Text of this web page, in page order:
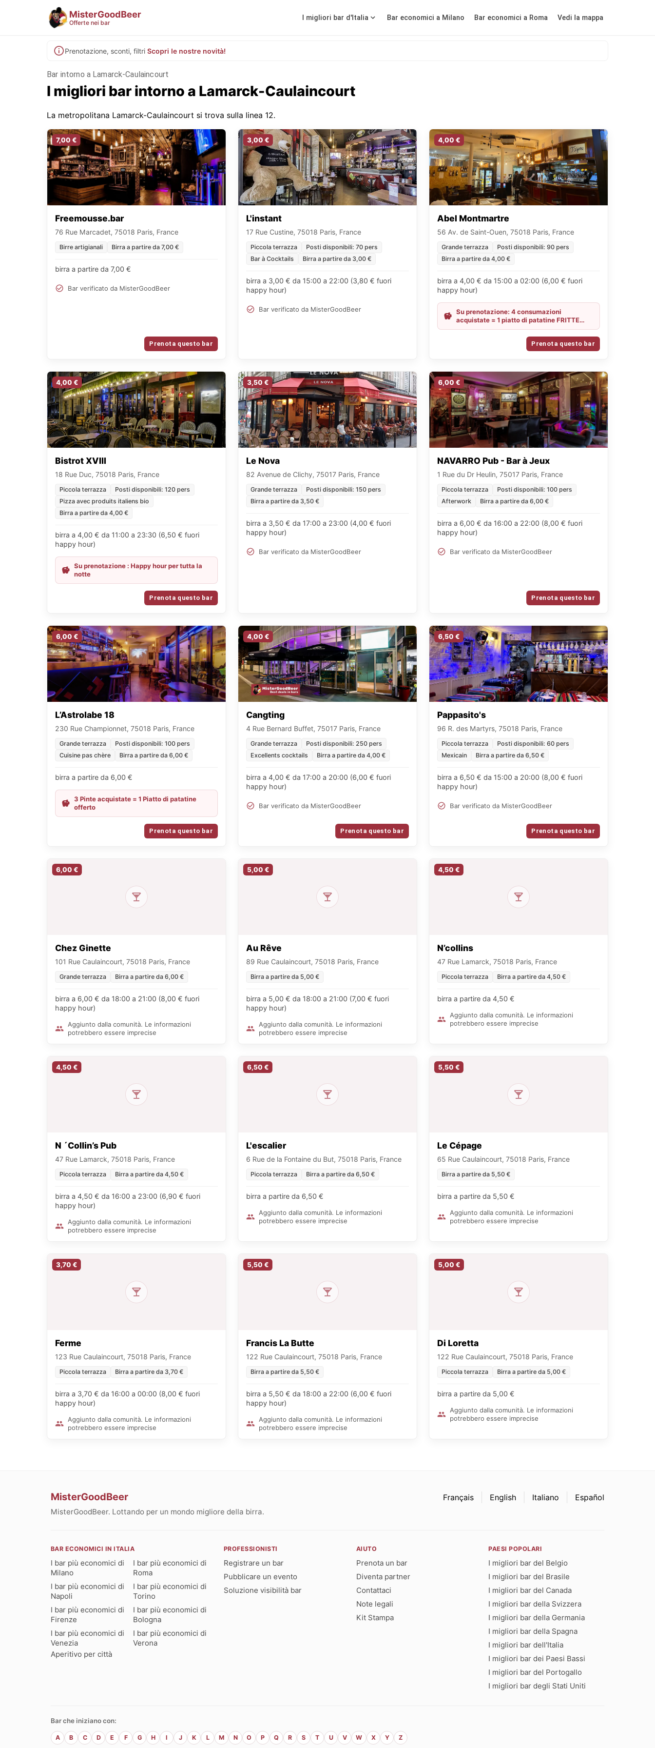
MisterGoodBeer
Offerte nei bar
I migliori bar d'Italia Bar economici a Milano Bar economici a Roma Vedi la mappa
Prenotazione, sconti, filtri Scopri le nostre novità!
Bar intorno a Lamarck-Caulaincourt
I migliori bar intorno a Lamarck-Caulaincourt
La metropolitana Lamarck-Caulaincourt si trova sulla linea 12.
7,00 €
Freemousse.bar
76 Rue Marcadet, 75018 Paris, France
Birre artigianali Birra a partire da 7,00 €
birra a partire da 7,00 €
Bar verificato da MisterGoodBeer
Prenota questo bar
3,00 €
L'instant
17 Rue Custine, 75018 Paris, France
Piccola terrazza
Posti disponibili: 70 pers
Bar à Cocktails
Birra a partire da 3,00 €
birra a 3,00 € da 15:00 a 22:00 (3,80 € fuori
happy hour)
Bar verificato da MisterGoodBeer
4,00 €
Abel Montmartre
56 Av. de Saint-Ouen, 75018 Paris, France
Grande terrazza
Posti disponibili: 90 pers
Birra a partire da 4,00 €
birra a 4,00 € da 15:00 a 02:00 (6,00 € fuori
happy hour)
Su prenotazione: 4 consumazioni
acquistate = 1 piatto di patatine FRITTE
GRATIS
Prenota questo bar
4,00 €
Bistrot XVIII
18 Rue Duc, 75018 Paris, France
Piccola terrazza
Posti disponibili: 120 pers
Pizza avec produits italiens bio
Birra a partire da 4,00 €
birra a 4,00 € da 11:00 a 23:30 (6,50 € fuori
happy hour)
Su prenotazione : Happy hour per tutta la
notte
Prenota questo bar
3,50 €
Le Nova
82 Avenue de Clichy, 75017 Paris, France
Grande terrazza
Posti disponibili: 150 pers
Birra a partire da 3,50 €
birra a 3,50 € da 17:00 a 23:00 (4,00 € fuori
happy hour)
Bar verificato da MisterGoodBeer
6,00 €
NAVARRO Pub - Bar à Jeux
1 Rue du Dr Heulin, 75017 Paris, France
Piccola terrazza
Posti disponibili: 100 pers
Afterwork
Birra a partire da 6,00 €
birra a 6,00 € da 16:00 a 22:00 (8,00 € fuori
happy hour)
Bar verificato da MisterGoodBeer
Prenota questo bar
6,00 €
L’Astrolabe 18
230 Rue Championnet, 75018 Paris, France
Grande terrazza
Posti disponibili: 100 pers
Cuisine pas chère
Birra a partire da 6,00 €
birra a partire da 6,00 €
3 Pinte acquistate = 1 Piatto di patatine
offerto
Prenota questo bar
4,00 €
Cangting
4 Rue Bernard Buffet, 75017 Paris, France
Grande terrazza
Posti disponibili: 250 pers
Excellents cocktails
Birra a partire da 4,00 €
birra a 4,00 € da 17:00 a 20:00 (6,00 € fuori
happy hour)
Bar verificato da MisterGoodBeer
Prenota questo bar
6,50 €
Pappasito's
96 R. des Martyrs, 75018 Paris, France
Piccola terrazza
Posti disponibili: 60 pers
Mexicain
Birra a partire da 6,50 €
birra a 6,50 € da 15:00 a 20:00 (8,00 € fuori
happy hour)
Bar verificato da MisterGoodBeer
Prenota questo bar
6,00 €
Chez Ginette
101 Rue Caulaincourt, 75018 Paris, France
Grande terrazza Birra a partire da 6,00 €
birra a 6,00 € da 18:00 a 21:00 (8,00 € fuori
happy hour)
Aggiunto dalla comunità. Le informazioni
potrebbero essere imprecise
5,00 €
Au Rêve
89 Rue Caulaincourt, 75018 Paris, France
Birra a partire da 5,00 €
birra a 5,00 € da 18:00 a 21:00 (7,00 € fuori
happy hour)
Aggiunto dalla comunità. Le informazioni
potrebbero essere imprecise
4,50 €
N’collins
47 Rue Lamarck, 75018 Paris, France
Piccola terrazza Birra a partire da 4,50 €
birra a partire da 4,50 €
Aggiunto dalla comunità. Le informazioni
potrebbero essere imprecise
4,50 €
N ´Collin’s Pub
47 Rue Lamarck, 75018 Paris, France
Piccola terrazza Birra a partire da 4,50 €
birra a 4,50 € da 16:00 a 23:00 (6,90 € fuori
happy hour)
Aggiunto dalla comunità. Le informazioni
potrebbero essere imprecise
6,50 €
L'escalier
6 Rue de la Fontaine du But, 75018 Paris, France
Piccola terrazza Birra a partire da 6,50 €
birra a partire da 6,50 €
Aggiunto dalla comunità. Le informazioni
potrebbero essere imprecise
5,50 €
Le Cépage
65 Rue Caulaincourt, 75018 Paris, France
Birra a partire da 5,50 €
birra a partire da 5,50 €
Aggiunto dalla comunità. Le informazioni
potrebbero essere imprecise
3,70 €
Ferme
123 Rue Caulaincourt, 75018 Paris, France
Piccola terrazza Birra a partire da 3,70 €
birra a 3,70 € da 16:00 a 00:00 (8,00 € fuori
happy hour)
Aggiunto dalla comunità. Le informazioni
potrebbero essere imprecise
5,50 €
Francis La Butte
122 Rue Caulaincourt, 75018 Paris, France
Birra a partire da 5,50 €
birra a 5,50 € da 18:00 a 22:00 (6,00 € fuori
happy hour)
Aggiunto dalla comunità. Le informazioni
potrebbero essere imprecise
5,00 €
Di Loretta
122 Rue Caulaincourt, 75018 Paris, France
Piccola terrazza Birra a partire da 5,00 €
birra a partire da 5,00 €
Aggiunto dalla comunità. Le informazioni
potrebbero essere imprecise
MisterGoodBeer
MisterGoodBeer. Lottando per un mondo migliore della birra.
Français English Italiano Español
BAR ECONOMICI IN ITALIA
I bar più economici di
Milano
I bar più economici di
Roma
I bar più economici di
Napoli
I bar più economici di
Torino
I bar più economici di
Firenze
I bar più economici di
Bologna
I bar più economici di
Venezia
I bar più economici di
Verona
Aperitivo per città
PROFESSIONISTI
Registrare un bar
Pubblicare un evento
Soluzione visibilità bar
AIUTO
Prenota un bar
Diventa partner
Contattaci
Note legali
Kit Stampa
PAESI POPOLARI
I migliori bar del Belgio
I migliori bar del Brasile
I migliori bar del Canada
I migliori bar della Svizzera
I migliori bar della Germania
I migliori bar della Spagna
I migliori bar dell'Italia
I migliori bar dei Paesi Bassi
I migliori bar del Portogallo
I migliori bar degli Stati Uniti
Bar che iniziano con:
A B C D E F G H I J K L M N O P Q R S T U V W X Y Z